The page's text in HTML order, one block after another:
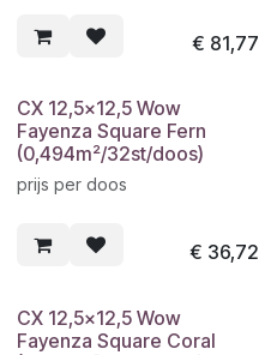
€ 81,77
CX 12,5x12,5 Wow
Fayenza Square Fern
(0,494m²/32st/doos)
prijs per doos
€ 36,72
CX 12,5x12,5 Wow
Fayenza Square Coral